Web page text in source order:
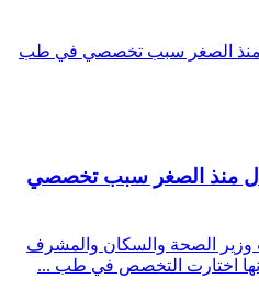
منذ الصغر سبب تخصصي
وزير الصحة والسكان والمشرف
اختارت التخصص في طب ...